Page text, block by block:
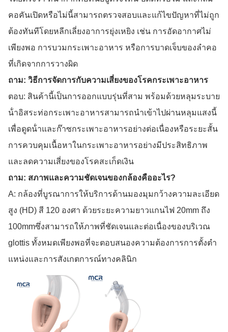
คอคันเปิดหรือไม่นี้สามารถตรวจสอบและแก้ไขปัญหาที่ไม่ถูก
ต้องทันทีโดยหลีกเลี่ยงอาการยุ่งเหยิง เช่น การอัดอากาศไม่
เพียงพอ การบวมกระเพาะอาหาร หรือการบาดเจ็บของลําคอ
ที่เกิดจากการวางผิด
ถาม: วิธีการจัดการกับความเสี่ยงของโรคกระเพาะอาหาร
ตอบ: สินค้านี้เป็นการออกแบบรุ่นที่สาม พร้อมด้วยหลุมระบาย
น้ําอิสระท่อกระเพาะอาหารสามารถนําเข้าไปผ่านหลุมแสงนี้
เพื่อดูดน้ําและก๊าซกระเพาะอาหารอย่างต่อเนื่องหรือระยะสั้น
การควบคุมเนื้อหาในกระเพาะอาหารอย่างมีประสิทธิภาพ
และลดความเสี่ยงของโรคสะเก็ดเงิน
ถาม: สภาพและความชัดเจนของกล้องคืออะไร?
A: กล้องที่บูรณาการให้บริการด้านมองมุมกว้างความละเอียด
สูง (HD) สี 120 องศา ด้วยระยะความยาวแกนไฟ 20mm ถึง
100mmซึ่งสามารถให้ภาพที่ชัดเจนและต่อเนื่องของบริเวณ
glottis ทั้งหมดเพียงพอที่จะตอบสนองความต้องการการตั้งตํา
แหน่งและการสังเกตการณ์ทางคลินิก